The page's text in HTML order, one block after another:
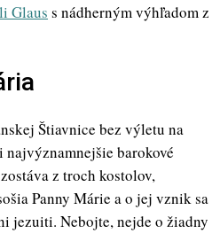
Glaus s nádherným výhľadom z
Štiavnice bez výletu na
najvýznamnejšie barokové
z troch kostolov,
Panny Márie a o jej vznik sa
jezuiti. Nebojte, nejde o žiadny